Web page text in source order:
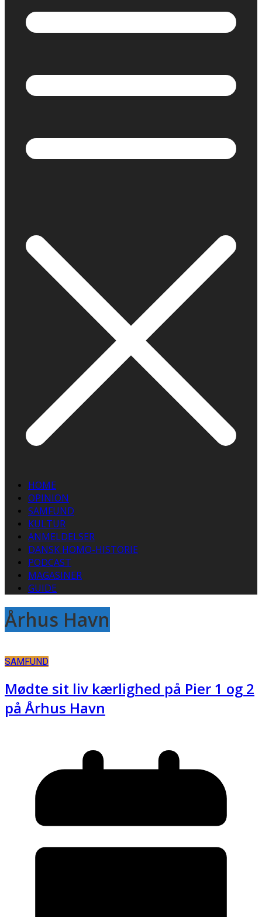
HOME
OPINION
SAMFUND
KULTUR
ANMELDELSER
DANSK HOMO-HISTORIE
PODCAST
MAGASINER
GUIDE
Århus Havn
SAMFUND
Mødte sit liv kærlighed på Pier 1 og 2
på Århus Havn